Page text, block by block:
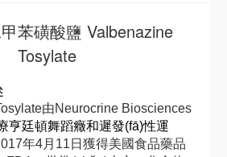
苯磺酸鹽 Valbenazine
Tosylate
由Neurocrine Biosciences
亨廷頓舞蹈癥和遲發(fā)性運
年4月11日獲得美國食品藥品